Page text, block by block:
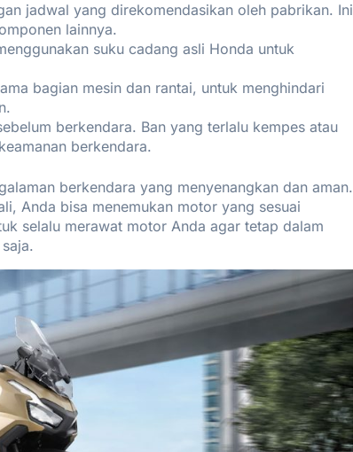
jadwal yang direkomendasikan oleh pabrikan. Ini
lainnya.
suku cadang asli Honda untuk
bagian mesin dan rantai, untuk menghindari
berkendara. Ban yang terlalu kempes atau
berkendara.
berkendara yang menyenangkan dan aman.
Anda bisa menemukan motor yang sesuai
selalu merawat motor Anda agar tetap dalam